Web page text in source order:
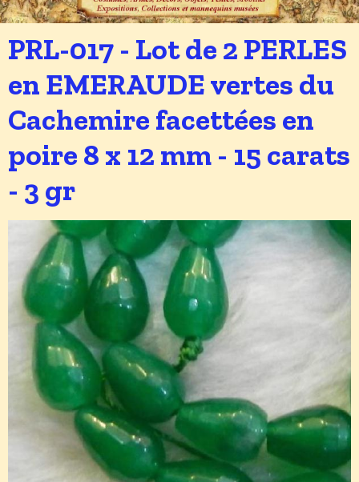
PRL-017 - Lot de 2 PERLES
en EMERAUDE vertes du
Cachemire facettées en
poire 8 x 12 mm - 15 carats
- 3 gr